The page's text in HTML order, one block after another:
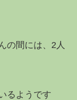
の間には、2人
るようです